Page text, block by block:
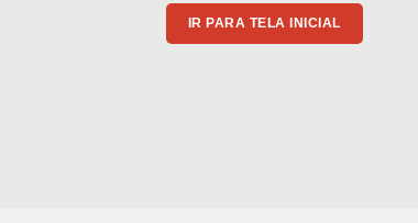
IR PARA TELA INICIAL